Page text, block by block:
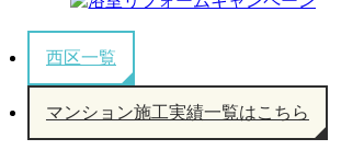
西区一覧
マンション施工実績一覧はこちら